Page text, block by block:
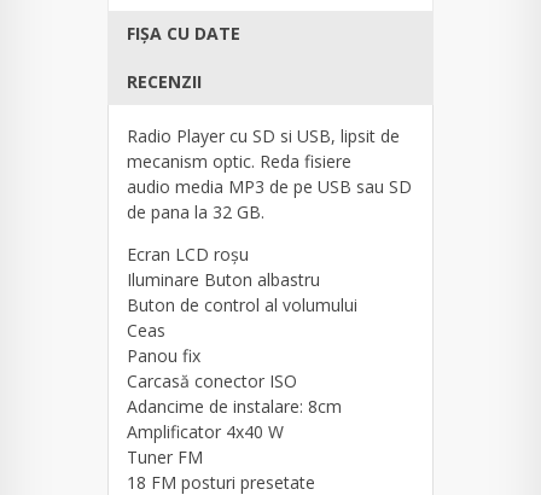
FIȘA CU DATE
RECENZII
Radio Player cu SD si USB, lipsit de
mecanism optic. Reda fisiere
audio media MP3 de pe USB sau SD
de pana la 32 GB.
Ecran LCD roșu
Iluminare Buton albastru
Buton de control al volumului
Ceas
Panou fix
Carcasă conector ISO
Adancime de instalare: 8cm
Amplificator 4x40 W
Tuner FM
18 FM posturi presetate